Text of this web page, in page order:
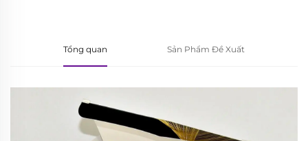
Tổng quan Sản Phẩm Đề Xuất